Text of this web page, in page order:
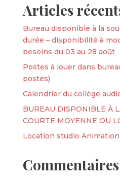
Articles
Bureau disponible à la
durée – disponibilité à
besoins du 03 au 28 août
Postes à louer dans
postes)
Calendrier du collège
BUREAU DISPONIBLE À
COURTE MOYENNE OU
Location studio Animation